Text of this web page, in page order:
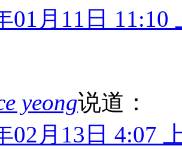
01月11日 11:10
yeong说道：
02月13日 4:07